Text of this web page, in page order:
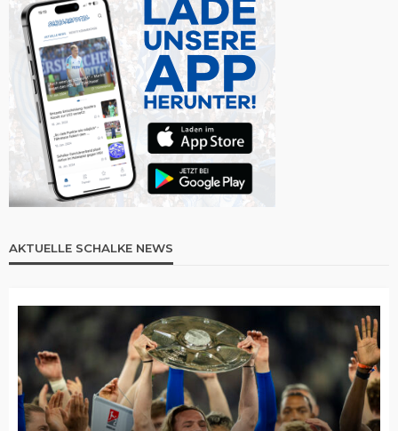
AKTUELLE SCHALKE NEWS